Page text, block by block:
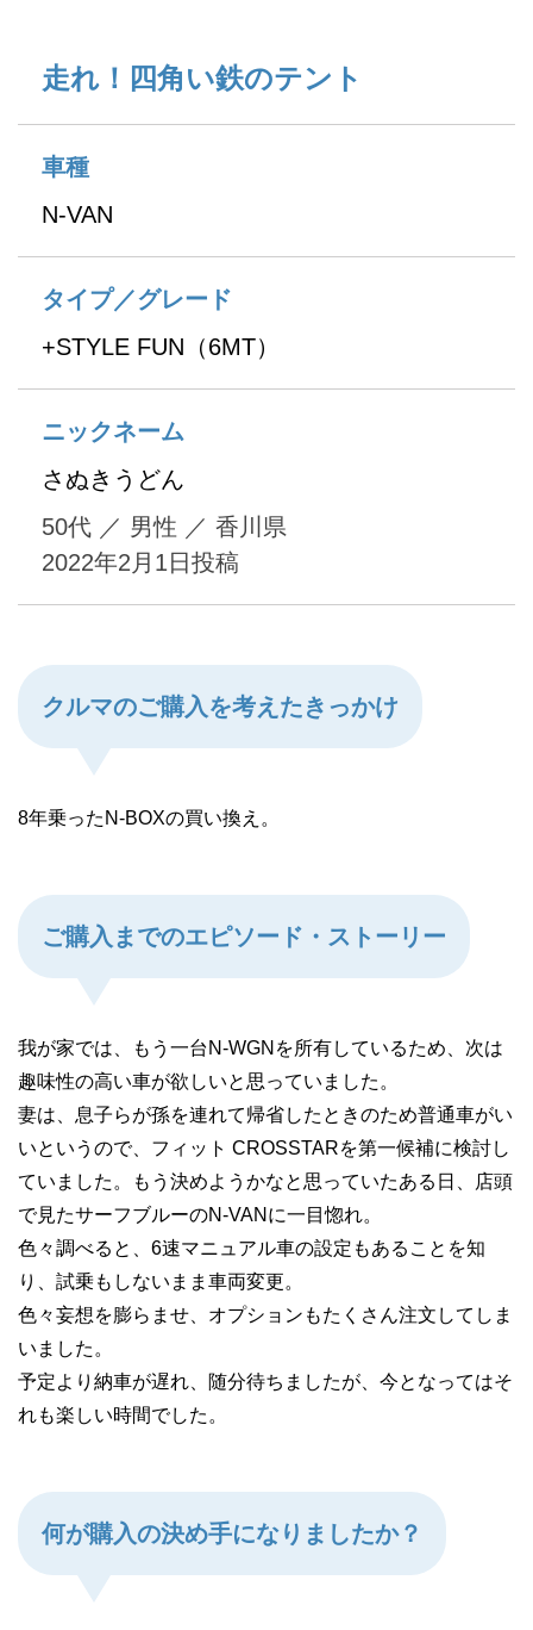
走れ！四角い鉄のテント
車種
N-VAN
タイプ／グレード
+STYLE FUN（6MT）
ニックネーム
さぬきうどん
50代 ／ 男性 ／ 香川県
2022年2月1日 投稿
クルマのご購入を考えたきっかけ
8年乗ったN-BOXの買い換え。
ご購入までのエピソード・ストーリー
我が家では、もう一台N-WGNを所有しているため、次は
趣味性の高い車が欲しいと思っていました。
妻は、息子らが孫を連れて帰省したときのため普通車がい
いというので、フィット CROSSTARを第一候補に検討し
ていました。もう決めようかなと思っていたある日、店頭
で見たサーフブルーのN-VANに一目惚れ。
色々調べると、6速マニュアル車の設定もあることを知
り、試乗もしないまま車両変更。
色々妄想を膨らませ、オプションもたくさん注文してしま
いました。
予定より納車が遅れ、随分待ちましたが、今となってはそ
れも楽しい時間でした。
何が購入の決め手になりましたか？